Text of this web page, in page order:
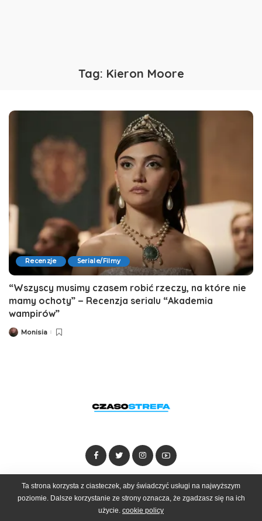
Tag: Kieron Moore
Recenzje Seriale/Filmy
“Wszyscy musimy czasem robić rzeczy, na które nie
mamy ochoty” − Recenzja serialu “Akademia
wampirów”
PostedMonisia
Dołącz do zespołu Kontakt Reklama
Ta strona korzysta z ciasteczek, aby świadczyć usługi na najwyższym
poziomie. Dalsze korzystanie ze strony oznacza, że zgadzasz się na ich
użycie. cookie policy